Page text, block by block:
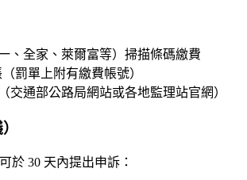
、全家、萊爾富等）掃描條碼繳費
罰單上附有繳費帳號）
交通部公路局網站或各地監理站官網）
於 30 天內提出申訴：